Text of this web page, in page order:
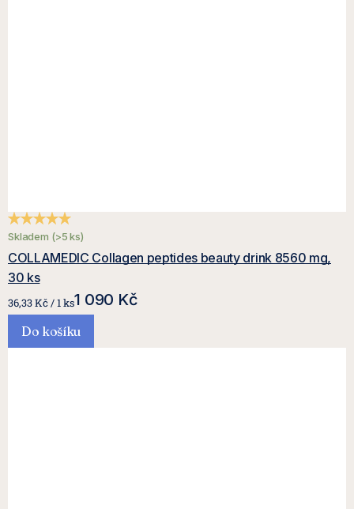
COLLAMEDIC Collagen peptides beauty drink 8560 mg,
30 ks
Průměrné hodnocení produktu je 4,9 z 5 hvězdiček.
Skladem (>5 ks)
1 090 Kč
Měrná
cena:
36,33 Kč / 1 ks
Do košíku